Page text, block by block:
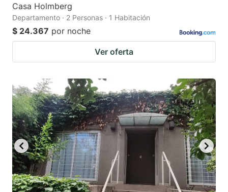
Casa Holmberg
Departamento · 2 Personas · 1 Habitación
$ 24.367 por noche
Ver oferta